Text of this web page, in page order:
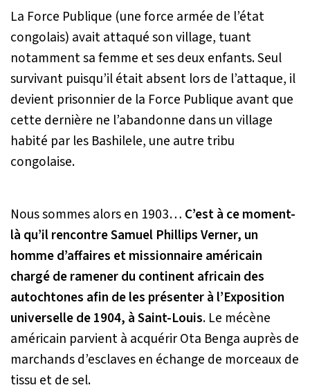
La Force Publique (une force armée de l’état
congolais) avait attaqué son village, tuant
notamment sa femme et ses deux enfants. Seul
survivant puisqu’il était absent lors de l’attaque, il
devient prisonnier de la Force Publique avant que
cette dernière ne l’abandonne dans un village
habité par les Bashilele, une autre tribu
congolaise.
Nous sommes alors en 1903… C’est à ce moment-
là qu’il rencontre Samuel Phillips Verner, un
homme d’affaires et missionnaire américain
chargé de ramener du continent africain des
autochtones afin de les présenter à l’Exposition
universelle de 1904, à Saint-Louis. Le mécène
américain parvient à acquérir Ota Benga auprès de
marchands d’esclaves en échange de morceaux de
tissu et de sel.